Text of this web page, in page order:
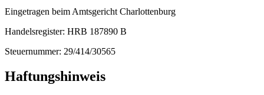
Eingetragen beim Amtsgericht Charlottenburg
Handelsregister: HRB 187890 B
Steuernummer: 29/414/30565
Haftungshinweis